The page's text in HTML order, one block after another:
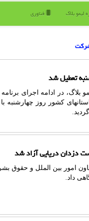
لیمو بلاگ فناوری
تعطیل شد
بلاگ، در ادامه اجرای
کشور روز
دزدان دریایی آزاد شد
داد.